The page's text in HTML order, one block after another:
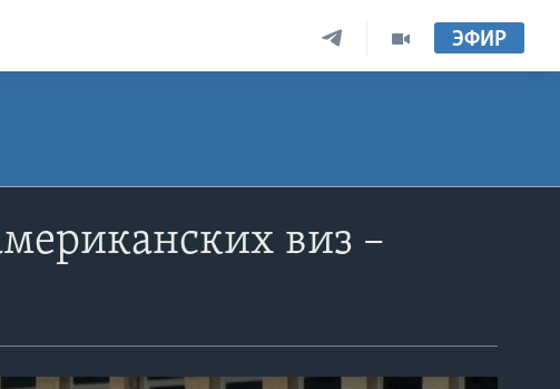
ЭФИР
виз –